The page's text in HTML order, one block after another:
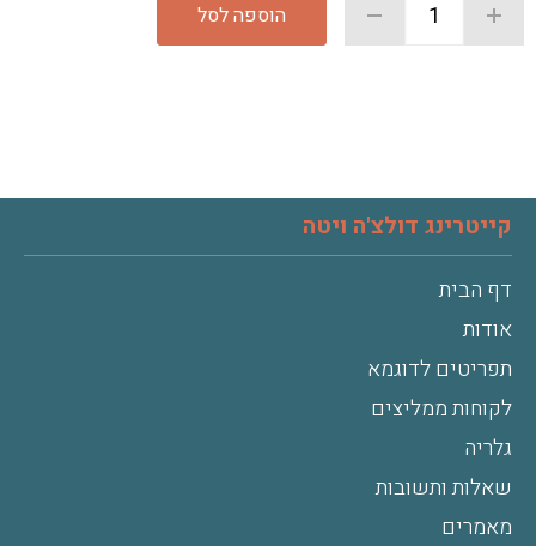
הוספה לסל
קייטרינג דולצ'ה ויטה
דף הבית
אודות
תפריטים לדוגמא
לקוחות ממליצים
גלריה
שאלות ותשובות
מאמרים